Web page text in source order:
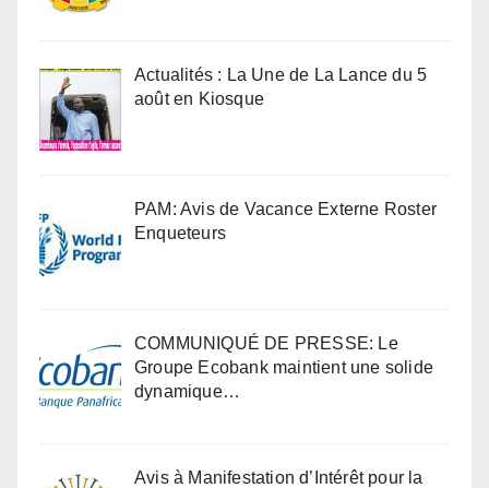
Actualités : La Une de La Lance du 5
août en Kiosque
PAM: Avis de Vacance Externe Roster
Enqueteurs
COMMUNIQUÉ DE PRESSE: Le
Groupe Ecobank maintient une solide
dynamique…
Avis à Manifestation d’Intérêt pour la